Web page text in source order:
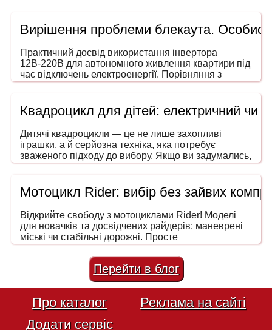
Вирішення проблеми блекаута.
Практичний досвід використання інвертора
12В-220В для автономного живлення квартири під
час відключень електроенергії. Порівняння з
генераторами, ДБЖ і power station. На що звертати
Квадроцикл для дітей: електричний чи
Дитячі квадроцикли — це не лише захопливі
іграшки, а й серйозна техніка, яка потребує
зваженого підходу до вибору. Якщо ви задумались,
як обрати квадроцикл для дитини, то ця інструкція
та в межах вашого бюджету. Адже йдеться не
просто про розвагу — мова про безпечний
транспорт, що розвиває координацію, увагу та
навички водіння ще змалечку.
Мотоцикл Rider: вибір без зайвих
Відкрийте свободу з мотоциклами Rider! Моделі
для новачків та досвідчених райдерів: маневрені
міські чи стабільні дорожні. Просте
обслуговування та низька вартість володіння.
Перейти в блог
Про каталог
Додати сервіс
Реклама на сайті